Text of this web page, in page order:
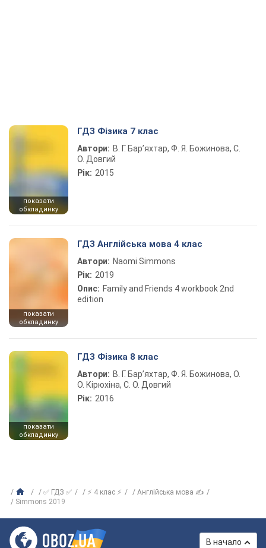
показати
обкладинку
ГДЗ Фізика 7 клас
Автори: В. Г. Бар’яхтар, Ф. Я. Божинова, С.
О. Довгий
Рік: 2015
показати
обкладинку
ГДЗ Англійська мова 4 клас
Автори: Naomi Simmons
Рік: 2019
Опис: Family and Friends 4 workbook 2nd
edition
показати
обкладинку
ГДЗ Фізика 8 клас
Автори: В. Г. Бар’яхтар, Ф. Я. Божинова, О.
О. Кірюхіна, С. О. Довгий
Рік: 2016
✅ ГДЗ ✅ ⚡ 4 клас ⚡
Англійська мова ✍
Simmons 2019
В начало